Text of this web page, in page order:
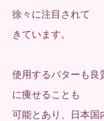
徐々に注目されて
きています。
使用するバターも良
に痩せることも
可能とあり、日本国